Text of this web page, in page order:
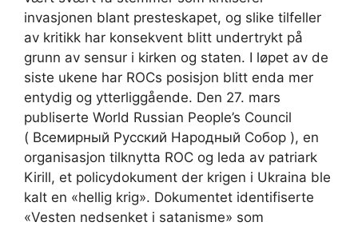
invasjonen blant presteskapet, og slike tilfeller
av kritikk har konsekvent blitt undertrykt på
grunn av sensur i kirken og staten. I løpet av de
siste ukene har ROCs posisjon blitt enda mer
entydig og ytterliggående. Den 27. mars
publiserte World Russian People’s Council
( Всемирный Русский Народный Собор ), en
organisasjon tilknytta ROC og leda av patriark
Kirill, et policydokument der krigen i Ukraina ble
kalt en «hellig krig». Dokumentet identifiserte
«Vesten nedsenket i satanisme» som